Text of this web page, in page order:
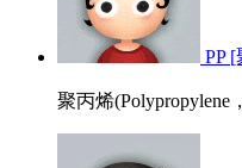
PP
聚丙烯(Polypropylene